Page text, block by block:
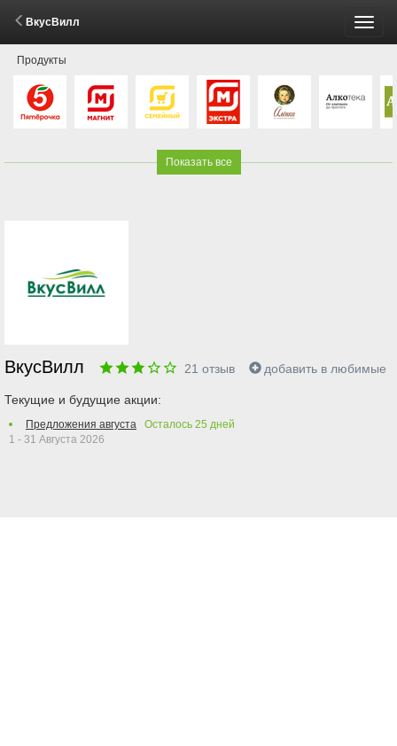
ВкусВилл
Продукты
Показать все
ВкусВилл 21 отзыв добавить в любимые
Текущие и будущие акции:
Предложения августа Осталось 25 дней
1 - 31 Августа 2026